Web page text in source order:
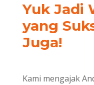
Yuk Jadi
yang
Juga!
Kami mengajak